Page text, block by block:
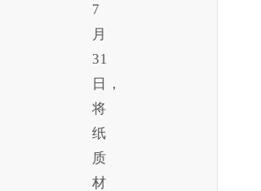
7
月
31
日，
将
纸
质
材